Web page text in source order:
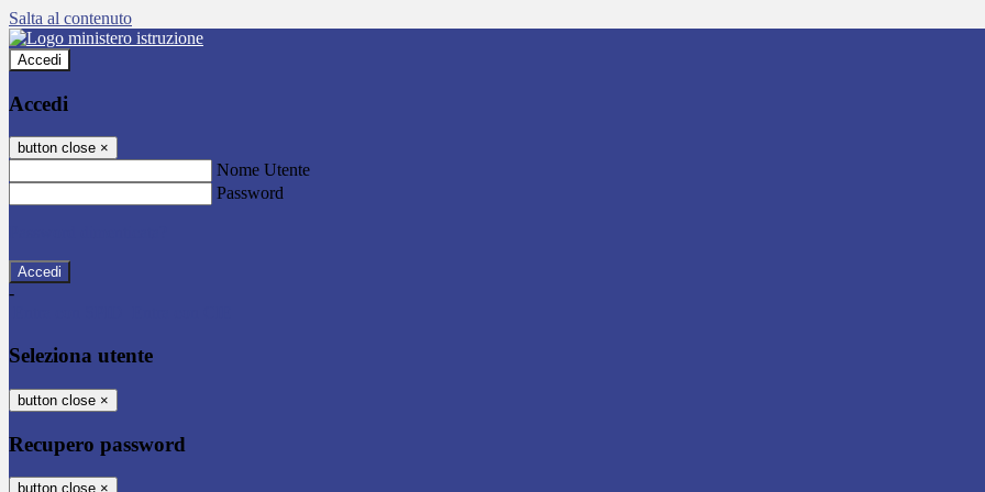
Salta al contenuto
Accedi
Accedi
button close ×
Nome Utente
Password
-
Seleziona utente
button close ×
Recupero password
button close ×